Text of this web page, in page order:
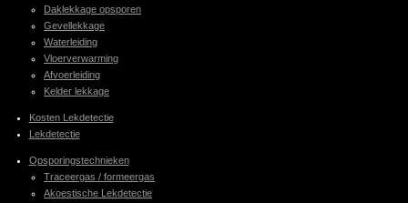
Daklekkage opsporen
Gevellekkage
Waterleiding
Vloerverwarming
Afvoerleiding
Kelder lekkage
Kosten Lekdetectie
Lekdetectie
Opsporingstechnieken
Traceergas / formeergas
Akoestische Lekdetectie